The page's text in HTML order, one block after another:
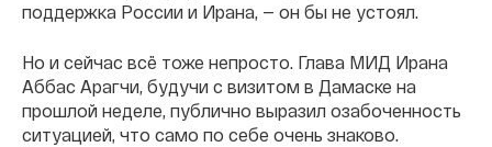
поддержка России и Ирана, — он бы не устоял.
Но и сейчас всё тоже непросто. Глава МИД Ирана
Аббас Арагчи, будучи с визитом в Дамаске на
прошлой неделе, публично выразил озабоченность
ситуацией, что само по себе очень знаково.